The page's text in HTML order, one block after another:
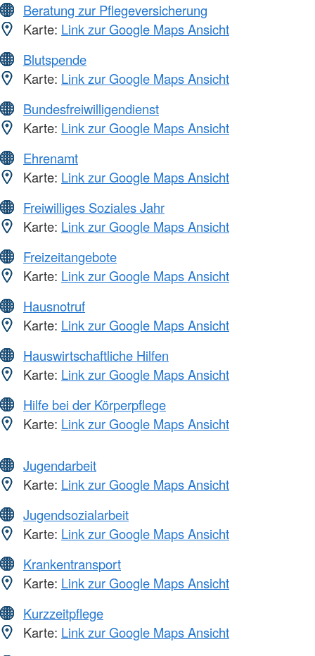
Beratung zur Pflegeversicherung
Karte: Link zur Google Maps Ansicht
Blutspende
Karte: Link zur Google Maps Ansicht
Bundesfreiwilligendienst
Karte: Link zur Google Maps Ansicht
Ehrenamt
Karte: Link zur Google Maps Ansicht
Freiwilliges Soziales Jahr
Karte: Link zur Google Maps Ansicht
Freizeitangebote
Karte: Link zur Google Maps Ansicht
Hausnotruf
Karte: Link zur Google Maps Ansicht
Hauswirtschaftliche Hilfen
Karte: Link zur Google Maps Ansicht
Hilfe bei der Körperpflege
Karte: Link zur Google Maps Ansicht
Jugendarbeit
Karte: Link zur Google Maps Ansicht
Jugendsozialarbeit
Karte: Link zur Google Maps Ansicht
Krankentransport
Karte: Link zur Google Maps Ansicht
Kurzzeitpflege
Karte: Link zur Google Maps Ansicht